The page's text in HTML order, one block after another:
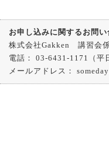
お申し込みに関するお問い
株式会社Gakken 講習会
電話： 03-6431-1171（平
メールアドレス：